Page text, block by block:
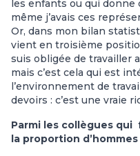
les enfants ou qui donne
même j’avais ces
Or, dans mon bilan
vient en troisième
suis obligée de travailler
mais c’est cela qui est
l’environnement de
devoirs : c’est une vraie
Parmi les collègues
la proportion